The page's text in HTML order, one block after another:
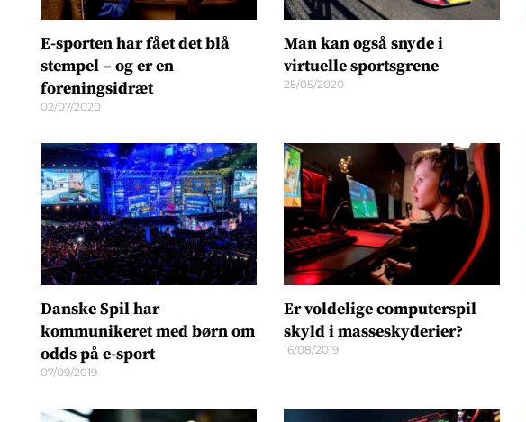
E-sporten har fået det blå
stempel – og er en
foreningsidræt
02/07/2020
Man kan også snyde i
virtuelle sportsgrene
25/05/2020
Danske Spil har
kommunikeret med børn om
odds på e-sport
07/09/2019
Er voldelige computerspil
skyld i masseskyderier?
16/08/2019